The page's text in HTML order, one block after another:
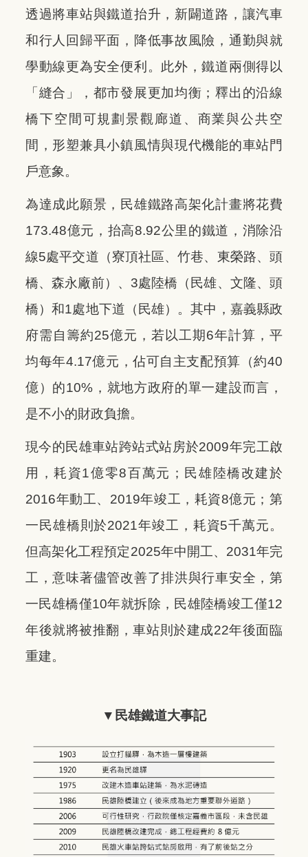
透過將車站與鐵道抬升，新闢道路，讓汽車
和行人回歸平面，降低事故風險，通勤與就
學動線更為安全便利。此外，鐵道兩側得以
「縫合」，都市發展更加均衡；釋出的沿線
橋下空間可規劃景觀廊道、商業與公共空
間，形塑兼具小鎮風情與現代機能的車站門
戶意象。
為達成此願景，民雄鐵路高架化計畫將花費
173.48億元，抬高8.92公里的鐵道，消除沿
線5處平交道（寮頂社區、竹巷、東榮路、頭
橋、森永廠前）、3處陸橋（民雄、文隆、頭
橋）和1處地下道（民雄）。其中，嘉義縣政
府需自籌約25億元，若以工期6年計算，平
均每年4.17億元，佔可自主支配預算（約40
億）的10%，就地方政府的單一建設而言，
是不小的財政負擔。
現今的民雄車站跨站式站房於2009年完工啟
用，耗資1億零8百萬元；民雄陸橋改建於
2016年動工、2019年竣工，耗資8億元；第
一民雄橋則於2021年竣工，耗資5千萬元。
但高架化工程預定2025年中開工、2031年完
工，意味著儘管改善了排洪與行車安全，第
一民雄橋僅10年就拆除，民雄陸橋竣工僅12
年後就將被推翻，車站則於建成22年後面臨
重建。
▼民雄鐵道大事記